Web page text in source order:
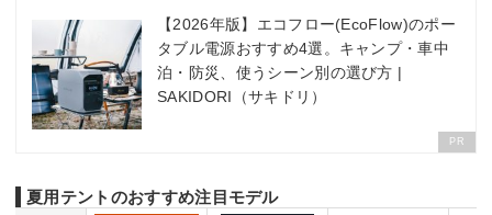
【2026年版】エコフロー(EcoFlow)のポー
タブル電源おすすめ4選。キャンプ・車中
泊・防災、使うシーン別の選び方 |
SAKIDORI（サキドリ）
PR
夏用テントのおすすめ注目モデル